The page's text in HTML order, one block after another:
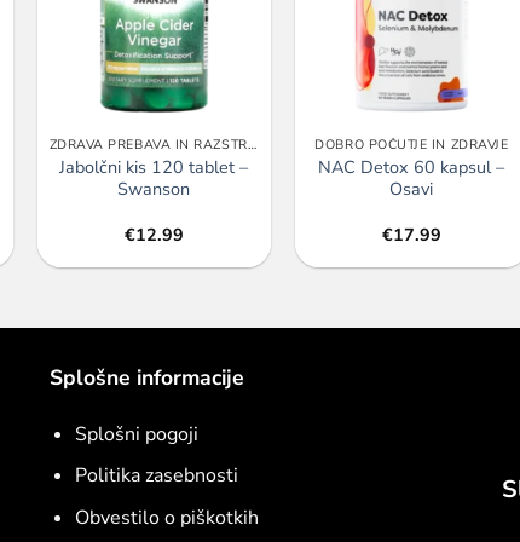
ZDRAVA PREBAVA IN RAZSTRUPLJANJE
Jabolčni kis 120 tablet –
Swanson
€12.99
DOBRO POČUTJE IN ZDRAVJE
NAC Detox 60 kapsul –
Osavi
€17.99
Splošne informacije
Splošni pogoji
Politika zasebnosti
Obvestilo o piškotkih